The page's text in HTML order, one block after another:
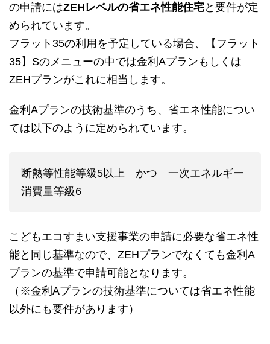
の申請にはZEHレベルの省エネ性能住宅と要件が定
められています。
フラット35の利用を予定している場合、【フラット
35】Sのメニューの中では金利Aプランもしくは
ZEHプランがこれに相当します。
金利Aプランの技術基準のうち、省エネ性能につい
ては以下のように定められています。
断熱等性能等級5以上 かつ 一次エネルギー
消費量等級6
こどもエコすまい支援事業の申請に必要な省エネ性
能と同じ基準なので、ZEHプランでなくても金利A
プランの基準で申請可能となります。
（※金利Aプランの技術基準については省エネ性能
以外にも要件があります）